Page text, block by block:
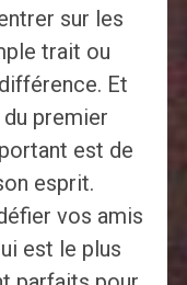
sur les
trait ou
Et
premier
est de
esprit.
vos amis
est le plus